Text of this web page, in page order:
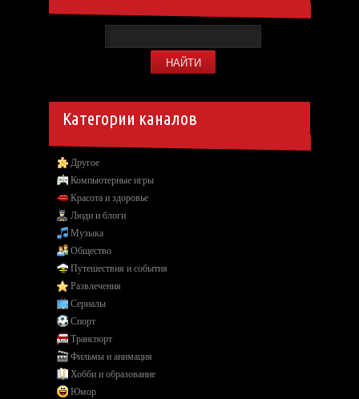
Категории каналов
Другое
Компьютерные игры
Красота и здоровье
Люди и блоги
Музыка
Общество
Путешествия и события
Развлечения
Сериалы
Спорт
Транспорт
Фильмы и анимация
Хобби и образование
Юмор